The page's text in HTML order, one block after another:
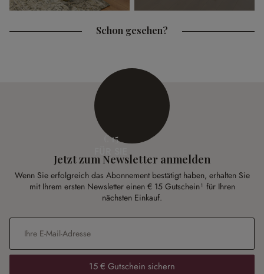
Schon gesehen?
€ 15
Jetzt zum Newsletter anmelden
Wenn Sie erfolgreich das Abonnement bestätigt haben, erhalten Sie
mit Ihrem ersten Newsletter einen € 15 Gutschein¹ für Ihren
nächsten Einkauf.
E-Mail-Adresse
15 € Gutschein sichern